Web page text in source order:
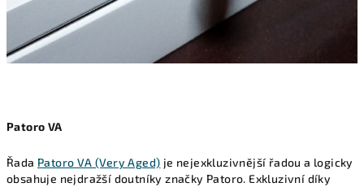
Patoro VA
Řada Patoro VA (Very Aged) je nejexkluzivnější řadou a logicky
obsahuje nejdražší doutníky značky Patoro. Exkluzivní díky